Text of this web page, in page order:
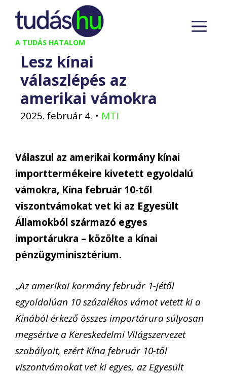
Kilépés
tartalomba
A TUDÁS HATALOM
Lesz kínai
válaszlépés az
amerikai vámokra
2025. február 4. • MTI
Válaszul az amerikai kormány kínai
importtermékeire kivetett egyoldalú
vámokra, Kína február 10-től
viszontvámokat vet ki az Egyesült
Államokból származó egyes
importárukra – közölte a kínai
pénzügyminisztérium.
„Az amerikai kormány február 1-jétől
egyoldalúan 10 százalékos vámot vetett ki a
Kínából érkező összes importárura súlyosan
megsértve a Kereskedelmi Világszervezet
szabályait, ezért Kína február 10-től
viszontvámokat vet ki egyes, az Egyesült